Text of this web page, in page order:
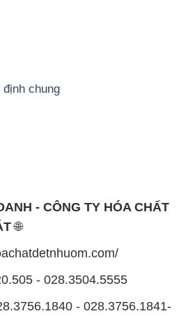
chung
- CÔNG TY HÓA CHẤT
🌐
- 028.3504.5555
- 028.3756.1841-